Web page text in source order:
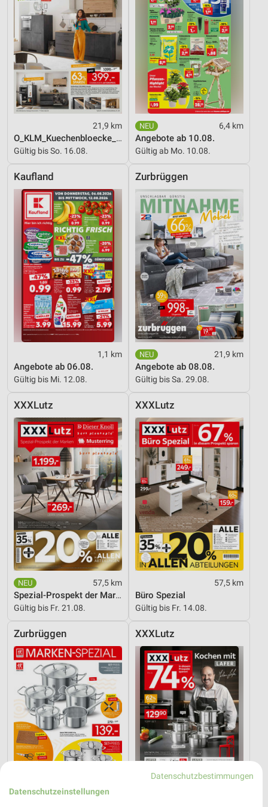
21,9 km
O_KLM_Kuechenbloecke_01_26_ES
Gültig bis So. 16.08.
6,4 km
Angebote ab 10.08.
Gültig ab Mo. 10.08.
Kaufland
1,1 km
Angebote ab 06.08.
Gültig bis Mi. 12.08.
Zurbrüggen
21,9 km
Angebote ab 08.08.
Gültig bis Sa. 29.08.
XXXLutz
57,5 km
Spezial-Prospekt der Marken
Gültig bis Fr. 21.08.
XXXLutz
57,5 km
Büro Spezial
Gültig bis Fr. 14.08.
Zurbrüggen XXXLutz
Datenschutzbestimmungen
Datenschutzeinstellungen